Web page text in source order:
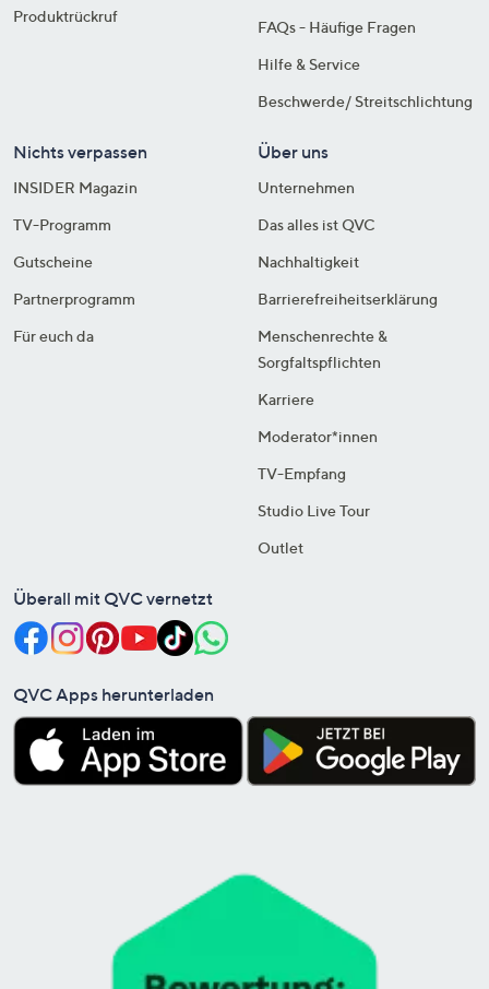
Produktrückruf
FAQs - Häufige Fragen
Hilfe & Service
Beschwerde/ Streitschlichtung
Nichts verpassen
INSIDER Magazin
TV-Programm
Gutscheine
Partnerprogramm
Für euch da
Über uns
Unternehmen
Das alles ist QVC
Nachhaltigkeit
Barrierefreiheitserklärung
Menschenrechte &
Sorgfaltspflichten
Karriere
Moderator*innen
TV-Empfang
Studio Live Tour
Outlet
Überall mit QVC vernetzt
QVC Apps herunterladen